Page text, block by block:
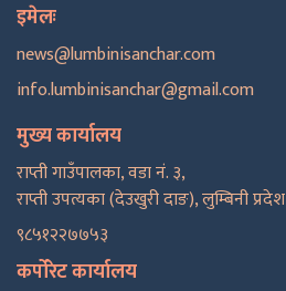
इमेलः
news@lumbinisanchar.com
info.lumbinisanchar@gmail.com
मुख्य कार्यालय
राप्ती गाउँपालका, वडा नं. ३,
राप्ती उपत्यका (देउखुरी दाङ), लुम्बिनी प्रदेश
९८५१२२७७५३
कर्पोरेट कार्यालय